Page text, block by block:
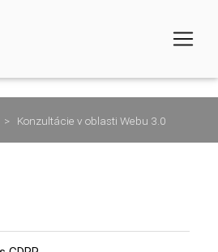
Konzultácie v oblasti Webu 3.0